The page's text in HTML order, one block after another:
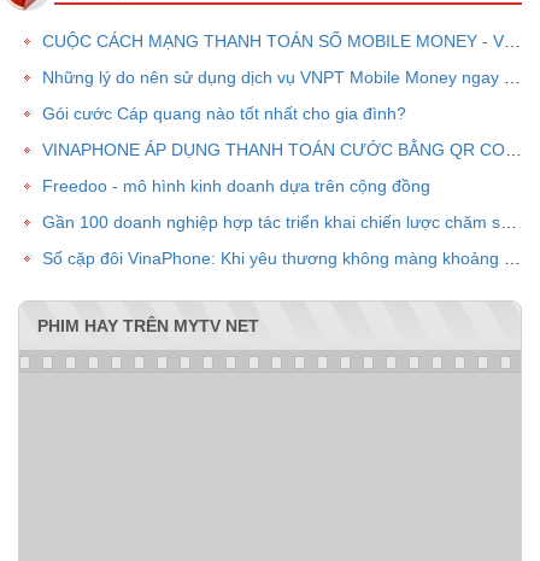
Gói cước Cáp quang nào tốt nhất cho gia đình?
Freedoo - mô hình kinh doanh dựa trên cộng đồng
PHIM HAY TRÊN MYTV NET